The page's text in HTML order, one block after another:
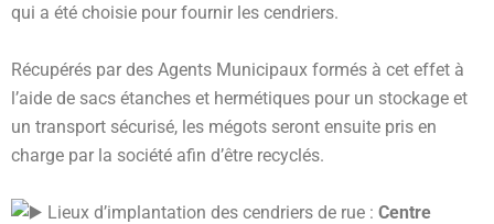
qui a été choisie pour fournir les cendriers.
Récupérés par des Agents Municipaux formés à cet effet à
l’aide de sacs étanches et hermétiques pour un stockage et
un transport sécurisé, les mégots seront ensuite pris en
charge par la société afin d’être recyclés.
Lieux d’implantation des cendriers de rue : Centre